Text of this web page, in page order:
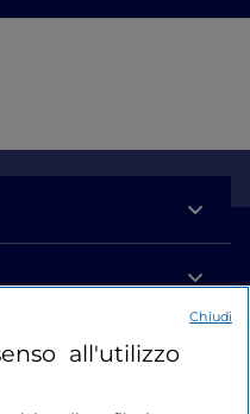
all'utilizzo
Chiudi